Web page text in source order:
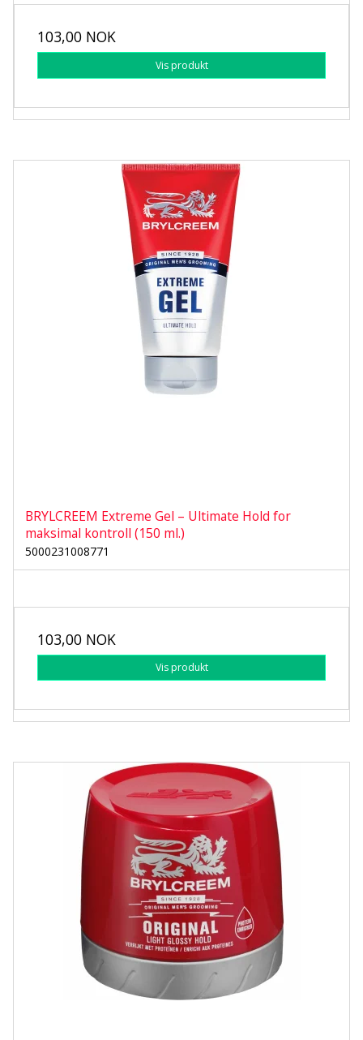
103,00 NOK
Vis produkt
BRYLCREEM Extreme Gel – Ultimate Hold for
maksimal kontroll (150 ml.)
5000231008771
103,00 NOK
Vis produkt